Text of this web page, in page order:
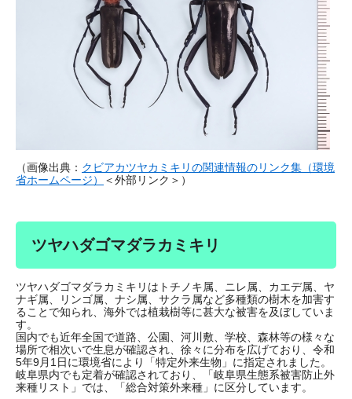
（画像出典： クビアカツヤカミキリの関連情報のリンク集（環境
省ホームページ）
＜外部リンク＞ ）
ツヤハダゴマダラカミキリ
ツヤハダゴマダラカミキリはトチノキ属、ニレ属、カエデ属、ヤ
ナギ属、リンゴ属、ナシ属、サクラ属など多種類の樹木を加害す
ることで知られ、海外では植栽樹等に甚大な被害を及ぼしていま
す。
国内でも近年全国で道路、公園、河川敷、学校、森林等の様々な
場所で相次いで生息が確認され、徐々に分布を広げており、令和
5年9月1日に環境省により「特定外来生物」に指定されました。
​岐阜県内でも定着が確認されており、「岐阜県生態系被害防止外
来種リスト」では、「総合対策外来種」に区分しています。